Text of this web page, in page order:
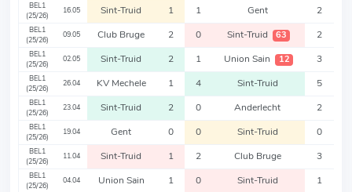
BEL1
(25/26)
16.05 Sint-Truid 1 1 Gent 2
BEL1
(25/26)
09.05 Club Bruge 2 0 Sint-Truid 63 2
BEL1
(25/26)
02.05 Sint-Truid 2 1 Union Sain 12 3
BEL1
(25/26)
26.04 KV Mechele 1 4 Sint-Truid 5
BEL1
(25/26)
23.04 Sint-Truid 2 0 Anderlecht 2
BEL1
(25/26)
19.04 Gent 0 0 Sint-Truid 0
BEL1
(25/26)
11.04 Sint-Truid 1 2 Club Bruge 3
BEL1
(25/26)
04.04 Union Sain 1 0 Sint-Truid 1